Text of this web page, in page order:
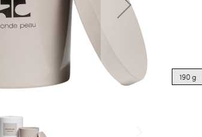
options
for190 g